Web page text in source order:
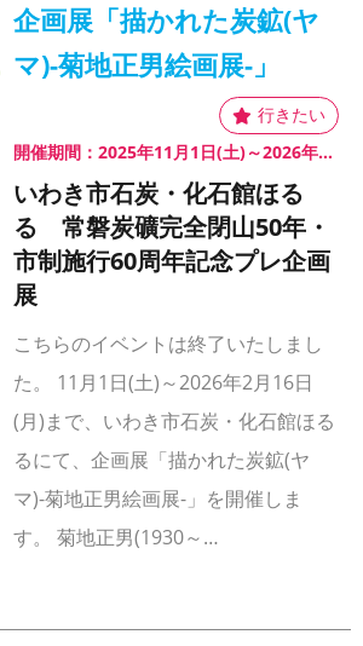
企画展「描かれた炭鉱(ヤ
マ)-菊地正男絵画展-」
開催期間：2025年11月1日(土)～2026年2月16日(月)
いわき市石炭・化石館ほる
る 常磐炭礦完全閉山50年・
市制施行60周年記念プレ企画
展
こちらのイベントは終了いたしまし
た。 11月1日(土)～2026年2月16日
(月)まで、いわき市石炭・化石館ほる
るにて、企画展「描かれた炭鉱(ヤ
マ)-菊地正男絵画展-」を開催しま
す。 菊地正男(1930～…